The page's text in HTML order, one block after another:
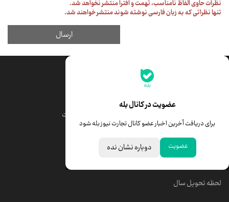
عضویت در کانال بله
برای دریافت آخرین اخبار عضو کانال تجارت نیوز بله شود
عضویت دوباره نشان نده
جدیدترین قیمت‌ها
قیمت درهم امارات
خبرهای مهم
لحظه تحویل سال